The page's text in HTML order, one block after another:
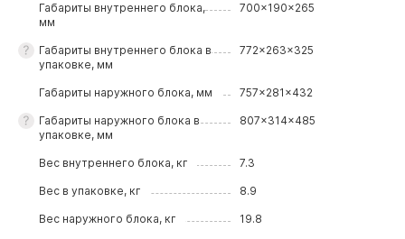
Габариты внутреннего блока,
мм
700x190x265
Габариты внутреннего блока в
упаковке, мм
772x263x325
Габариты наружного блока, мм 757x281x432
Габариты наружного блока в
упаковке, мм
807x314x485
Вес внутреннего блока, кг 7.3
Вес в упаковке, кг 8.9
Вес наружного блока, кг 19.8